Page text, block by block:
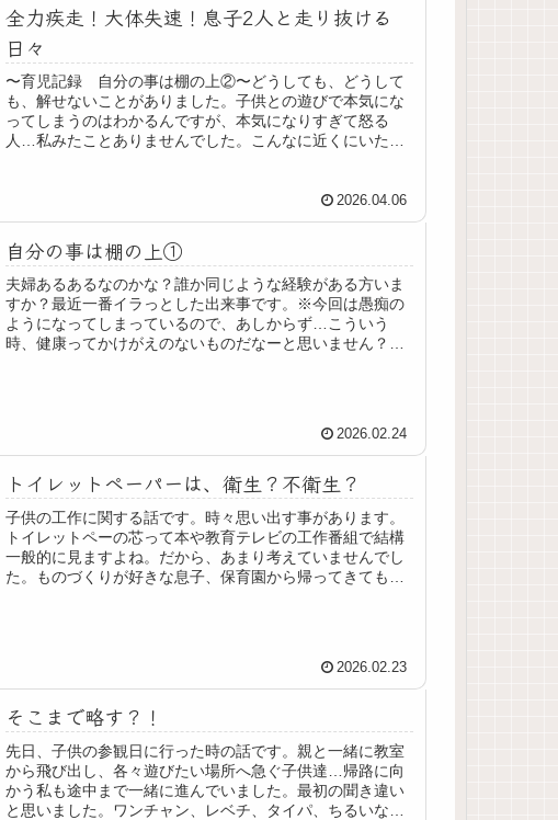
全力疾走！大体失速！息子2人と走り抜ける
日々
〜育児記録 自分の事は棚の上②〜どうしても、どうして
も、解せないことがありました。子供との遊びで本気にな
ってしまうのはわかるんですが、本気になりすぎて怒る
人…私みたことありませんでした。こんなに近くにいたな
2026.04.06
自分の事は棚の上①
夫婦あるあるなのかな？誰か同じような経験がある方いま
すか？最近一番イラっとした出来事です。※今回は愚痴の
ようになってしまっているので、あしからず…こういう
時、健康ってかけがえのないものだなーと思いません？我
2026.02.24
トイレットペーパーは、衛生？不衛生？
子供の工作に関する話です。時々思い出す事があります。
トイレットペーの芯って本や教育テレビの工作番組で結構
一般的に見ますよね。だから、あまり考えていませんでし
た。ものづくりが好きな息子、保育園から帰ってきても忘
2026.02.23
そこまで略す？！
先日、子供の参観日に行った時の話です。親と一緒に教室
から飛び出し、各々遊びたい場所へ急ぐ子供達…帰路に向
かう私も途中まで一緒に進んでいました。最初の聞き違い
と思いました。ワンチャン、レベチ、タイパ、ちるいなど